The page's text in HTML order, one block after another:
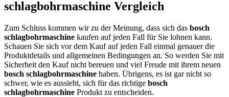
schlagbohrmaschine Vergleich
Zum Schluss kommen wir zu der Meinung, dass sich das bosch
schlagbohrmaschine kaufen auf jeden Fall für Sie lohnen kann.
Schauen Sie sich vor dem Kauf auf jeden Fall einmal genauer die
Produktdetails und allgemeinen Bedingungen an. So werden Sie mit
Sicherheit den Kauf nicht bereuen und viel Freude mit ihrem neuen
bosch schlagbohrmaschine haben. Übrigens, es ist gar nicht so
schwer, wie es aussieht, sich für das richtige bosch
schlagbohrmaschine Produkt zu entscheiden.